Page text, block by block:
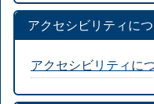
アクセシビリティに
アクセシビリティに